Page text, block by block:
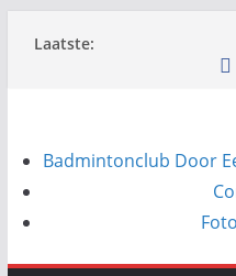
naar
Laatste:
Badmintonclub Door